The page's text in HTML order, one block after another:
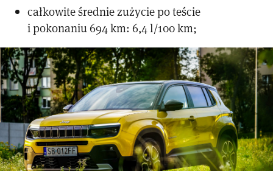
całkowite średnie zużycie po teście
i pokonaniu 694 km: 6,4 l/100 km;